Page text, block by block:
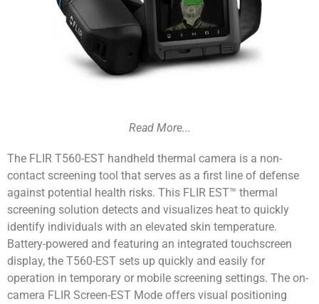
Read More...
The FLIR T560-EST handheld thermal camera is a non-
contact screening tool that serves as a first line of defense
against potential health risks. This FLIR EST™ thermal
screening solution detects and visualizes heat to quickly
identify individuals with an elevated skin temperature.
Battery-powered and featuring an integrated touchscreen
display, the T560-EST sets up quickly and easily for
operation in temporary or mobile screening settings. The on-
camera FLIR Screen-EST Mode offers visual positioning